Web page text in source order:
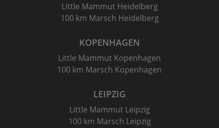
Little Mammut Heidelberg
100 km Marsch Heidelberg
KOPENHAGEN
Little Mammut Kopenhagen
100 km Marsch Kopenhagen
LEIPZIG
Little Mammut Leipzig
100 km Marsch Leipzig